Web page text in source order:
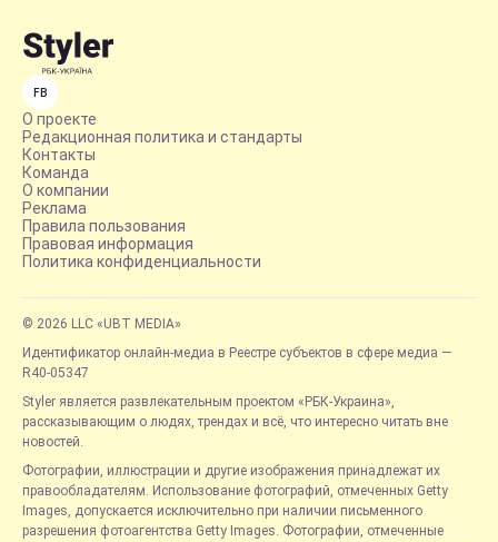
FB
О проекте
Редакционная политика и стандарты
Контакты
Команда
О компании
Реклама
Правила пользования
Правовая информация
Политика конфиденциальности
© 2026 LLC «UBT MEDIA»
Идентификатор онлайн-медиа в Реестре субъектов в сфере медиа —
R40-05347
Styler является развлекательным проектом «РБК-Украина»,
рассказывающим о людях, трендах и всё, что интересно читать вне
новостей.
Фотографии, иллюстрации и другие изображения принадлежат их
правообладателям. Использование фотографий, отмеченных Getty
Images, допускается исключительно при наличии письменного
разрешения фотоагентства Getty Images. Фотографии, отмеченные